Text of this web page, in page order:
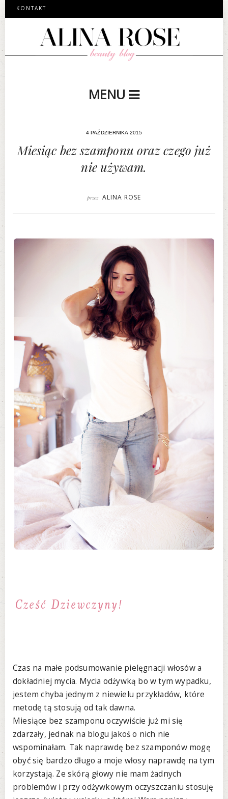
KONTAKT
MENU
4 PAŹDZIERNIKA 2015
Miesiąc bez szamponu oraz czego już
nie używam.
przez ALINA ROSE
Czas na małe podsumowanie pielęgnacji włosów a
dokładniej mycia. Mycia odżywką bo w tym wypadku,
jestem chyba jednym z niewielu przykładów, które
metodę tą stosują od tak dawna.
Miesiące bez szamponu oczywiście już mi się
zdarzały, jednak na blogu jakoś o nich nie
wspominałam. Tak naprawdę bez szamponów mogę
obyć się bardzo długo a moje włosy naprawdę na tym
korzystają. Ze skórą głowy nie mam żadnych
problemów i przy odżywkowym oczyszczaniu stosuję